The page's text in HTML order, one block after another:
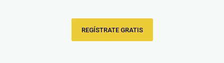
REGÍSTRATE GRATIS